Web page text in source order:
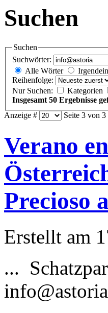
Suchen
Suchen
Suchwörter:
Alle Wörter
Reihenfolge:
Nur Suchen:
Kategorien
Insgesamt 50 Ergebnisse
Anzeige #
Seite 3 von 3
Verano
Precioso
Erstellt am
...
info@astoria